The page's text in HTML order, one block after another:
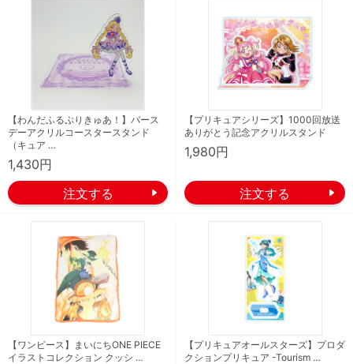
【わんだふるぷりきゅあ！】バース
デーアクリルコースタースタンド
（キュア …
1,430円
【プリキュアシリーズ】1000回放送
ありがとう記念アクリルスタンド
1,980円
【ワンピース】まいにちONE PIECE
イラストコレクション クッシ …
【プリキュアオールスターズ】プロダ
クションプリキュア -Tourism …